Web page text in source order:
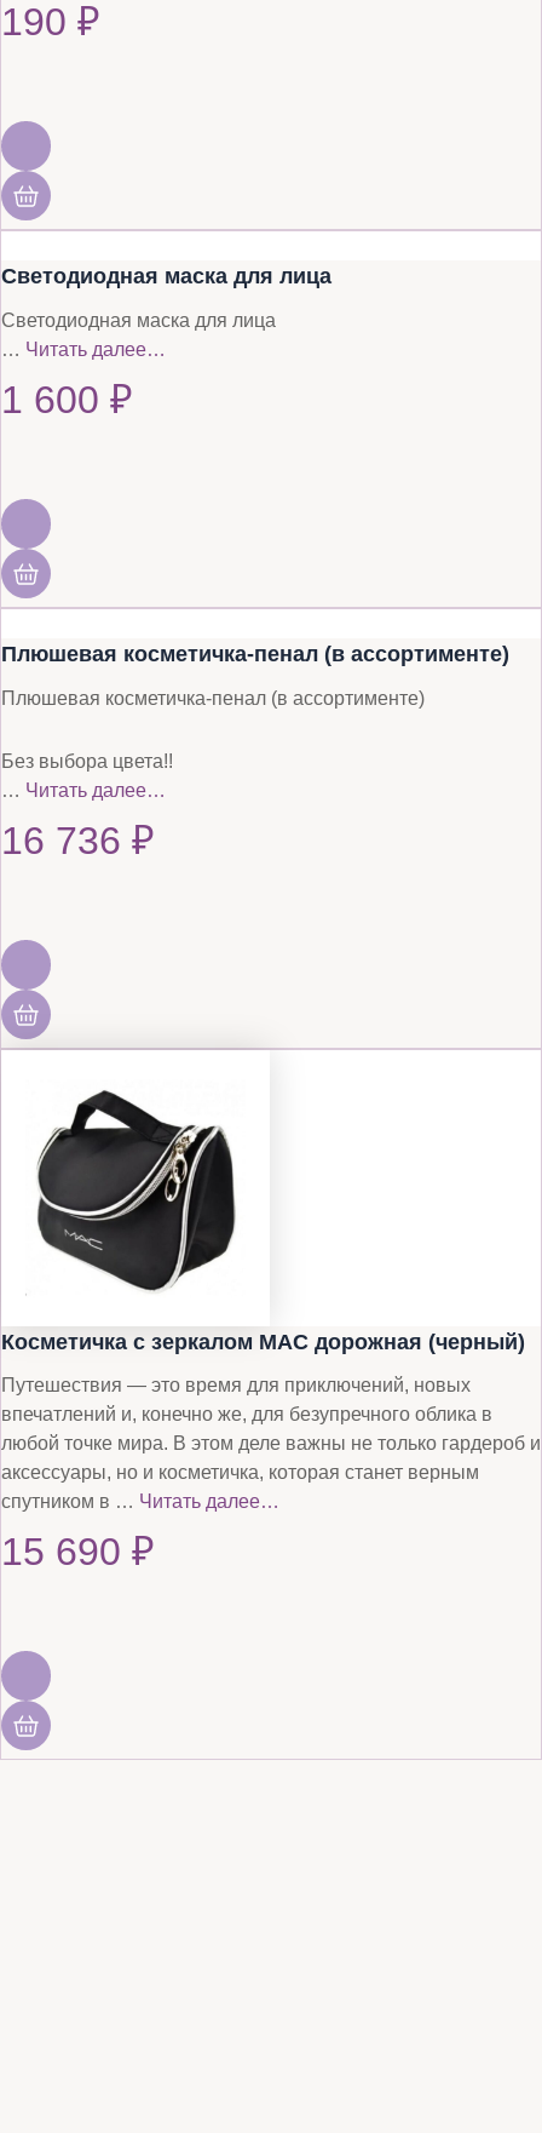
190 ₽
Светодиодная маска для лица
Светодиодная маска для лица
… Читать далее…
1 600 ₽
Плюшевая косметичка-пенал (в ассортименте)
Плюшевая косметичка-пенал (в ассортименте)
Без выбора цвета!!
… Читать далее…
16 736 ₽
Косметичка с зеркалом MAC дорожная (черный)
Путешествия — это время для приключений, новых
впечатлений и, конечно же, для безупречного облика в
любой точке мира. В этом деле важны не только гардероб и
аксессуары, но и косметичка, которая станет верным
спутником в … Читать далее…
15 690 ₽